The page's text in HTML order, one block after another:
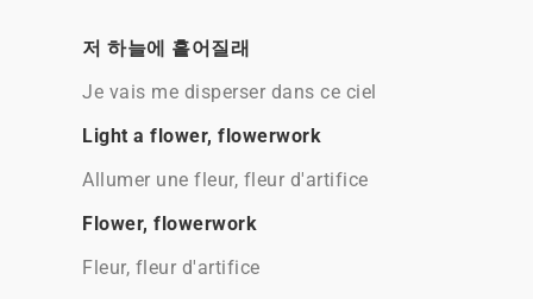
저 하늘에 흩어질래
Je vais me disperser dans ce ciel
Light a flowеr, flowerwork
Allumer une fleur, fleur d'artifice
Flower, flowerwork
Fleur, fleur d'artifice